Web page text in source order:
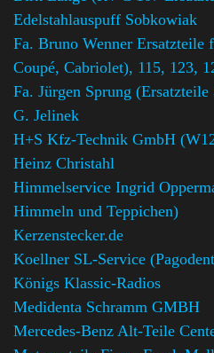
Edelstahlauspuff Sobkowiak
Fa. Bruno Wenner
Coupé, Cabriolet), 115, 123,
Fa. Jürgen Sprung (Ersatzteile
G. Jelinek
H+S Kfz-Technik GmbH
Heinz Christahl
Himmelservice Ingrid
Himmeln und Teppichen)
Kerzenstecker.de
Koellner SL-Service
Königs Klassic-Radios
Medidenta Schramm GMBH
Mercedes-Benz Alt-Teile